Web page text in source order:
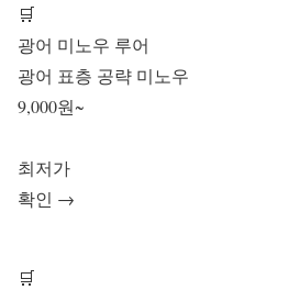
🛒
광어 미노우 루어
광어 표층 공략 미노우
9,000원~
최저가
확인 →
🛒